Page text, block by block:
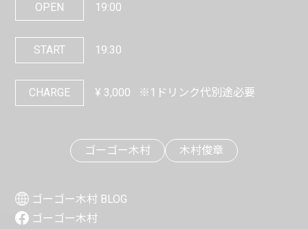
OPEN 19:00
START 19:30
CHARGE ¥ 3,000 ※1ドリンク代別途必要
ゴーゴー木村 木村俊章
ゴーゴー木村 BLOG
ゴーゴー木村